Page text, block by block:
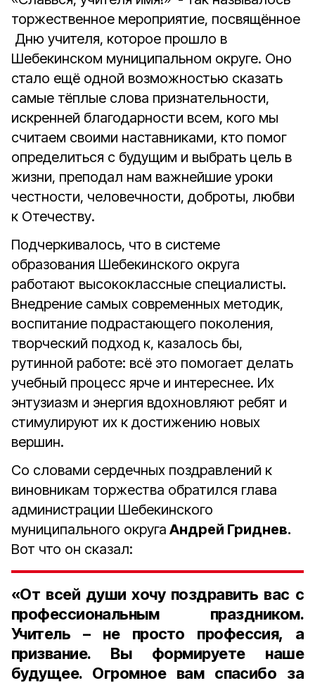
торжественное мероприятие, посвящённое
Дню учителя, которое прошло в
Шебекинском муниципальном округе. Оно
стало ещё одной возможностью сказать
самые тёплые слова признательности,
искренней благодарности всем, кого мы
считаем своими наставниками, кто помог
определиться с будущим и выбрать цель в
жизни, преподал нам важнейшие уроки
честности, человечности, доброты, любви
к Отечеству.
Подчеркивалось, что в системе
образования Шебекинского округа
работают высококлассные специалисты.
Внедрение самых современных методик,
воспитание подрастающего поколения,
творческий подход к, казалось бы,
рутинной работе: всё это помогает делать
учебный процесс ярче и интереснее. Их
энтузиазм и энергия вдохновляют ребят и
стимулируют их к достижению новых
вершин.
Со словами сердечных поздравлений к
виновникам торжества обратился глава
администрации Шебекинского
муниципального округа Андрей Гриднев.
Вот что он сказал:
«От всей души хочу поздравить вас с
профессиональным праздником.
Учитель – не просто профессия, а
призвание. Вы формируете наше
будущее. Огромное вам спасибо за